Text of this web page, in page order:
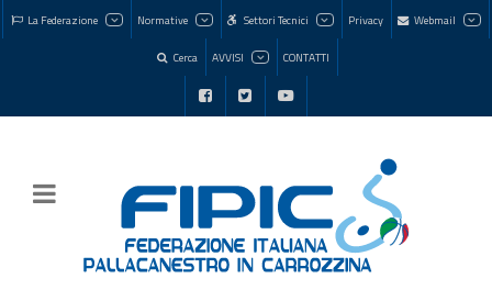
La Federazione Normative Settori Tecnici Privacy Webmail
Cerca AVVISI CONTATTI